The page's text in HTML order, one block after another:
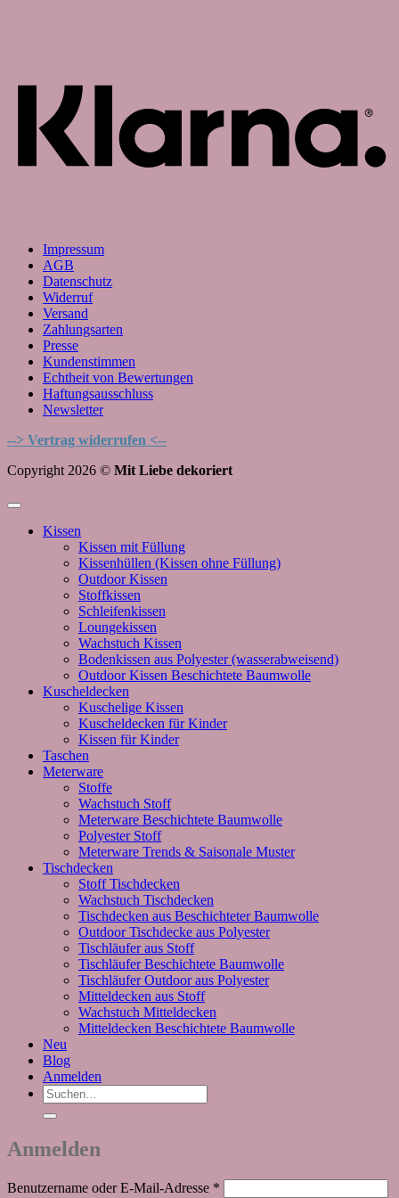
Impressum
AGB
Datenschutz
Widerruf
Versand
Zahlungsarten
Presse
Kundenstimmen
Echtheit von Bewertungen
Haftungsausschluss
Newsletter
--> Vertrag widerrufen <--
Copyright 2026 © Mit Liebe dekoriert
Kissen
Kissen mit Füllung
Kissenhüllen (Kissen ohne Füllung)
Outdoor Kissen
Stoffkissen
Schleifenkissen
Loungekissen
Wachstuch Kissen
Bodenkissen aus Polyester (wasserabweisend)
Outdoor Kissen Beschichtete Baumwolle
Kuscheldecken
Kuschelige Kissen
Kuscheldecken für Kinder
Kissen für Kinder
Taschen
Meterware
Stoffe
Wachstuch Stoff
Meterware Beschichtete Baumwolle
Polyester Stoff
Meterware Trends & Saisonale Muster
Tischdecken
Stoff Tischdecken
Wachstuch Tischdecken
Tischdecken aus Beschichteter Baumwolle
Outdoor Tischdecke aus Polyester
Tischläufer aus Stoff
Tischläufer Beschichtete Baumwolle
Tischläufer Outdoor aus Polyester
Mitteldecken aus Stoff
Wachstuch Mitteldecken
Mitteldecken Beschichtete Baumwolle
Neu
Blog
Anmelden
Suchen
nach:
Anmelden
Benutzername oder E-Mail-Adresse *